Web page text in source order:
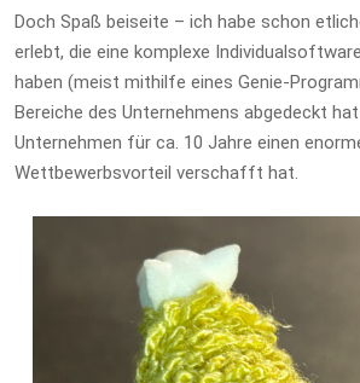
Doch Spaß beiseite – ich habe schon
erlebt, die eine komplexe
haben (meist mithilfe eines Genie-
Bereiche des Unternehmens abgedeckt
Unternehmen für ca. 10 Jahre einen
Wettbewerbsvorteil verschafft hat.